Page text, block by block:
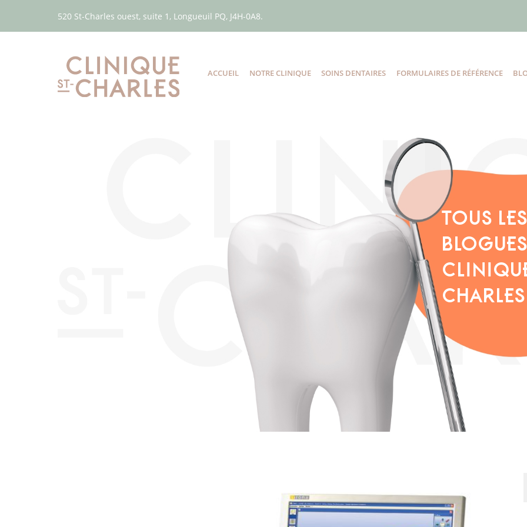
520 St-Charles ouest, suite 1, Longueuil PQ, J4H-0A8.
ACCUEIL NOTRE CLINIQUE SOINS DENTAIRES FORMULAIRES DE RÉFÉRENCE
TOUS
CHARLES